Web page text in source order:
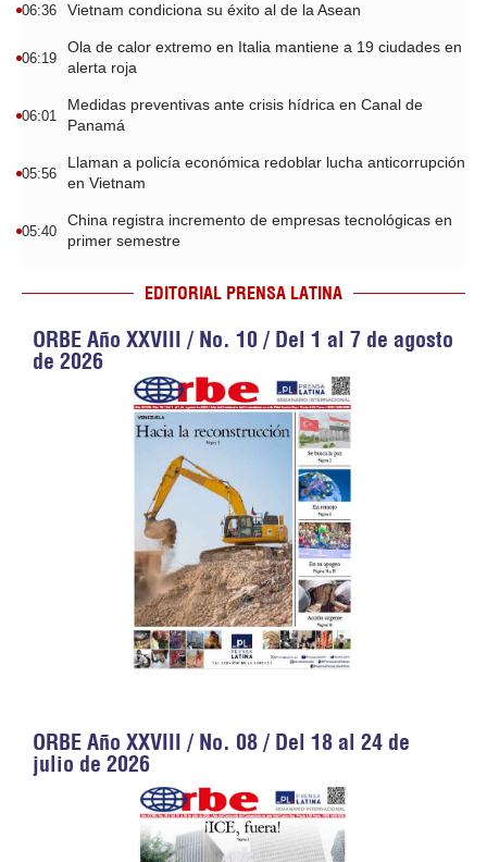
06:36 Vietnam condiciona su éxito al de la Asean
06:19
Ola de calor extremo en Italia mantiene a 19 ciudades en
alerta roja
06:01
Medidas preventivas ante crisis hídrica en Canal de
Panamá
05:56
Llaman a policía económica redoblar lucha anticorrupción
en Vietnam
05:40
China registra incremento de empresas tecnológicas en
primer semestre
EDITORIAL PRENSA LATINA
ORBE Año XXVIII / No. 10 / Del 1 al 7 de agosto
de 2026
ORBE Año XXVIII / No. 08 / Del 18 al 24 de
julio de 2026